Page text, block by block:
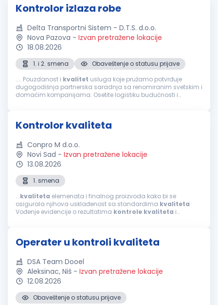
Kontrolor izlaza robe
Delta Transportni Sistem - D.T.S. d.o.o.
Nova Pazova - Izvan pretražene lokacije
18.08.2026
1. i 2. smena
Obaveštenje o statusu prijave
.... Pouzdanost i kvalitet usluga koje pružamo potvrđuje
dugogodišnja partnerska saradnja sa renomiranim svetskim i
domaćim kompanijama. Osetite logistiku budućnosti i
Kontrolor kvaliteta
Conpro M d.o.o.
Novi Sad - Izvan pretražene lokacije
13.08.2026
1. smena
...kvaliteta elemenata i finalnog proizvoda kako bi se
osigurala njihova usklađenost sa standardima kvaliteta
Vođenje evidencije o rezultatima kontrole kvaliteta i
Operater u kontroli kvaliteta
DSA Team Dooel
Aleksinac, Niš - Izvan pretražene lokacije
12.08.2026
Obaveštenje o statusu prijave